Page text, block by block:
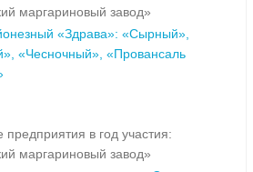
маргариновый завод»
«Здрава»: «Сырный»,
«Чесночный», «Провансаль
предприятия в год участия:
маргариновый завод»